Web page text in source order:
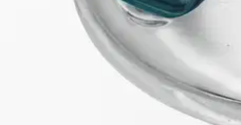
Oletko tyytyväinen tuotetietoihin?
Ovatko tuotetiedot riittävät? Jos tuotetiedoissa on puutteita tai
Avautuu uuteen välilehteen
Ilmainen palautus 30 päivää.*
Nouto myymälästä ilman toimituskuluja.